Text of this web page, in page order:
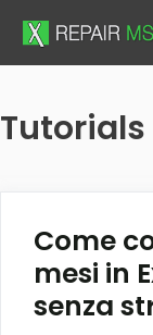
Skip
Tutorials
Come
mesi in
senza